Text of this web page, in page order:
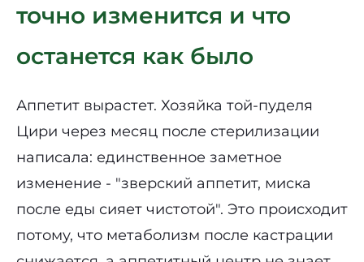
точно изменится и что
останется как было
Аппетит вырастет. Хозяйка той-пуделя
Цири через месяц после стерилизации
написала: единственное заметное
изменение - "зверский аппетит, миска
после еды сияет чистотой". Это происходит
потому, что метаболизм после кастрации